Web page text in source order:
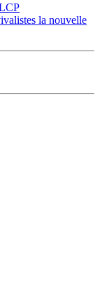
la nouvelle